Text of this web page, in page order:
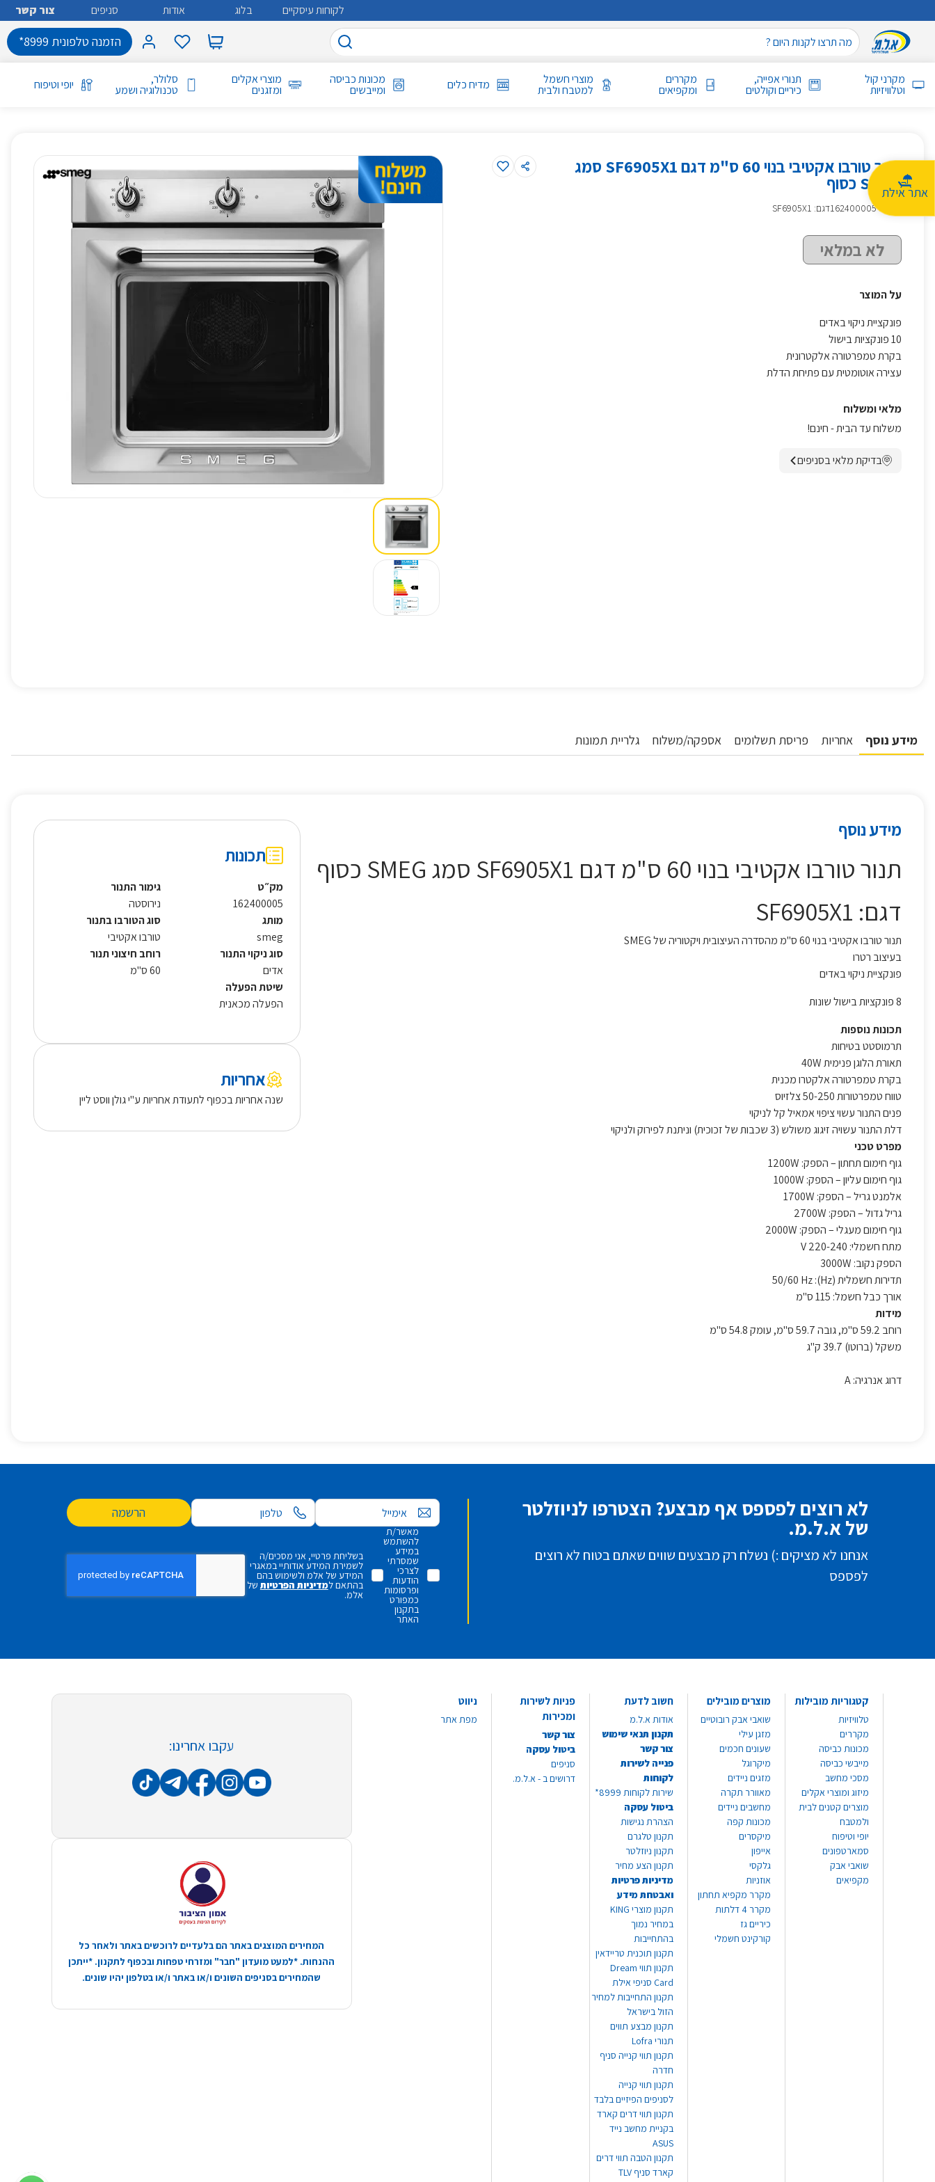
אתר אילת
לקוחות עיסקיים בלוג אודות סניפים צור קשר
הזמנה טלפונית 8999*
מקרני קול
וטלוויזיות
תנורי אפייה,
כיריים וקולטים
מקררים
ומקפיאים
מוצרי חשמל
למטבח ולבית מדיח כלים מכונות כביסה
ומייבשים
מוצרי אקלים
ומזגנים
סלולר,
טכנולוגיה ושמע יופי וטיפוח
תנור טורבו אקטיבי בנוי 60 ס"מ דגם SF6905X1 סמג
SMEG כסוף
:
162400005דגם: SF6905X1
לא במלאי
על המוצר
פונקציית ניקוי באדים
10 פונקציות בישול
בקרת טמפרטורה אלקטרונית
עצירה אוטומטית עם פתיחת הדלת
מלאי ומשלוח
משלוח עד הבית - חינם!
בדיקת מלאי בסניפים
מידע נוסף אחריות פריסת תשלומים אספקה/משלוח גלריית תמונות
מידע נוסף
תנור טורבו אקטיבי בנוי 60 ס"מ דגם SF6905X1 סמג SMEG כסוף
דגם: SF6905X1
תנור טורבו אקטיבי בנוי 60 ס"מ מהסדרה העיצובית ויקטוריה של SMEG
בעיצוב רטרו
פונקציית ניקוי באדים
8 פונקציות בישול שונות
תכונות נוספות
תרמוסטט בטיחות
תאורת הלוגן פנימית 40W
בקרת טמפרטורה אלקטרו מכנית
טווח טמפרטורות 50-250 צלזיוס
פנים התנור עשוי ציפוי אמאיל קל לניקוי
דלת התנור עשויה זיגוג משולש (3 שכבות של זכוכית) וניתנת לפירוק ולניקוי
מפרט טכני
גוף חימום תחתון – הספק: 1200W
גוף חימום עליון – הספק: 1000W
אלמנט גריל – הספק: 1700W
גריל גדול – הספק: 2700W
גוף חימום מעגלי – הספק: 2000W
מתח חשמלי: 220-240 V
הספק נקוב: 3000W
תדירות חשמלית (Hz): 50/60 Hz
אורך כבל חשמל: 115 ס"מ
מידות
רוחב 59.2 ס"מ, גובה 59.7 ס"מ, עומק 54.8 ס"מ
משקל (ברוטו) 39.7 ק"ג
דרוג אנרגיה: A
תכונות
מק״ט
162400005
גימור התנור
נירוסטה
מותג
smeg
סוג הטורבו בתנור
טורבו אקטיבי
סוג ניקוי התנור
אדים
רוחב חיצוני תנור
60 ס"מ
שיטת הפעלה
הפעלה מכאנית
אחריות
שנה אחריות בכפוף לתעודת אחריות ע"י גולן ווסט ליין
לא רוצים לפספס אף מבצע? הצטרפו לניוזלטר
של א.ל.מ.
אנחנו לא מציקים :) נשלח רק מבצעים שווים שאתם בטוח לא רוצים
לפספס
אימייל הרשמה
מאשר/ת
להשתמש
במידע
שמסרתי
לצרכי
הודעות
ופרסומות
כמפורט
בתקנון
האתר
בשליחת פרטיי, אני מסכים/ה
לשמירת המידע אודותיי במאגרי
המידע של אלמ ולשימוש בהם
בהתאם למדיניות הפרטיות של
אלמ.
קטגוריות מובילות
טלוויזיות
מקררים
מכונות כביסה
מייבשי כביסה
מסכי מחשב
מיזוג ומוצרי אקלים
מוצרים קטנים לבית
ולמטבח
יופי וטיפוח
סמארטפונים
שואבי אבק
מקפיאים
מוצרים מובילים
שואבי אבק רובוטיים
מזגן עילי
שעונים חכמים
מיקרוגל
מזגים ניידים
מאוורר תקרה
מחשבים ניידים
מכונות קפה
מיקסרים
אייפון
גלקסי
אוזניות
מקרר מקפיא תחתון
מקרר 4 דלתות
כיריים גז
קורקינט חשמלי
חשוב לדעת
אודות א.ל.מ
תקנון תנאי שימוש
צור קשר
פנייה לשירות
לקוחות
שירות לקוחות 8999*
ביטול עסקה
הצהרת נגישות
תקנון טלגרם
תקנון ניוזלטר
תקנון הצע מחיר
מדיניות פרטיות
ואבטחת מידע
תקנון מוצרי KING
במחיר נמוך
בהתחייבות
תקנון תוכנית טריידאין
תקנון תווי Dream
Card סניפי אילת
תקנון התחייבות למחיר
הזול בישראל
תקנון מבצע תווים
תנורי Lofra
תקנון תווי קנייה סניף
חדרה
תקנון תווי קנייה
לסניפים הפיזיים בלבד
תקנון תווי דרים קארד
בקניית מחשב נייד
ASUS
תקנון הטבה תווי דרים
קארד סניף TLV
פניות לשירות
ומכירות
צור קשר
ביטול עסקה
סניפים
דרושים ב - א.ל.מ.
ניווט
מפת אתר
עקבו אחרינו:
המחירים המוצגים באתר הם בלעדיים לרוכשים באתר ולאחר כל
ההנחות. *למעט מועדון "חבר" ומזרחי טפחות ובכפוף לתקנון. *ייתכן
שהמחירים בסניפים השונים ו/או באתר ו/או בטלפון יהיו שונים.